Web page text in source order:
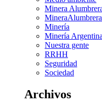
Minera
Minería
Minería Argentina
Nuestra gente
RRHH
Seguridad
Sociedad
Archivos